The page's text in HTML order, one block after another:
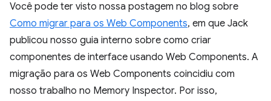
Você pode ter visto nossa postagem no blog sobre
Como migrar para os Web Components, em que Jack
publicou nosso guia interno sobre como criar
componentes de interface usando Web Components. A
migração para os Web Components coincidiu com
nosso trabalho no Memory Inspector. Por isso,